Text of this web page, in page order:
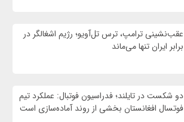
عقب‌نشینی ترامپ، ترس تل‌آویو؛ رژیم اشغالگر در
برابر ایران تنها می‌ماند
دو شکست در تایلند؛ فدراسیون فوتبال: عملکرد تیم
فوتسال افغانستان بخشی از روند آماده‌سازی است